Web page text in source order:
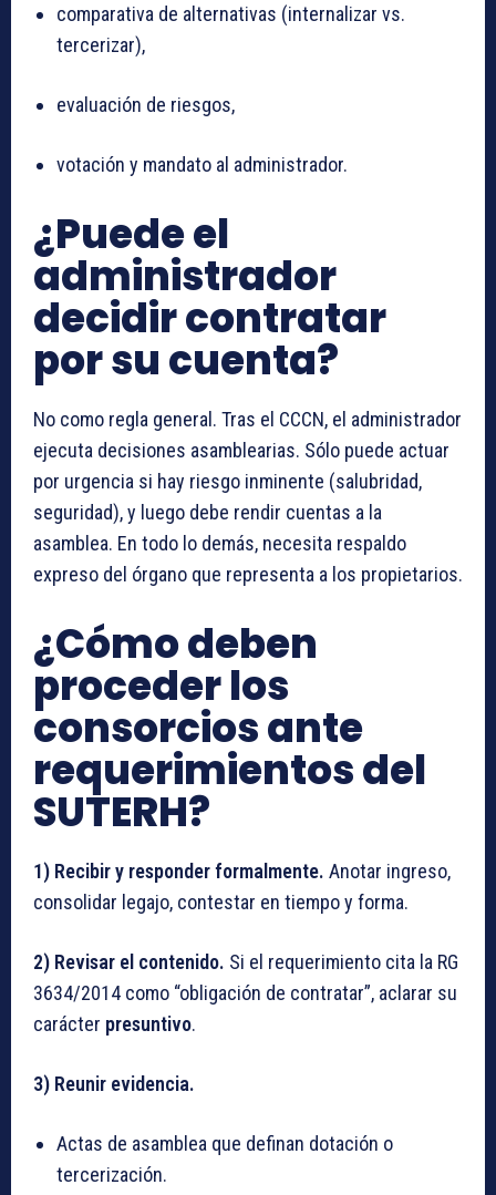
comparativa de alternativas (internalizar vs.
tercerizar),
evaluación de riesgos,
votación y mandato al administrador.
¿Puede el
administrador
decidir contratar
por su cuenta?
No como regla general. Tras el CCCN, el administrador
ejecuta decisiones asamblearias. Sólo puede actuar
por urgencia si hay riesgo inminente (salubridad,
seguridad), y luego debe rendir cuentas a la
asamblea. En todo lo demás, necesita respaldo
expreso del órgano que representa a los propietarios.
¿Cómo deben
proceder los
consorcios ante
requerimientos del
SUTERH?
1) Recibir y responder formalmente. Anotar ingreso,
consolidar legajo, contestar en tiempo y forma.
2) Revisar el contenido. Si el requerimiento cita la RG
3634/2014 como “obligación de contratar”, aclarar su
carácter presuntivo.
3) Reunir evidencia.
Actas de asamblea que definan dotación o
tercerización.